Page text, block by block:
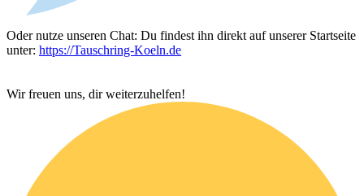
Oder nutze unseren Chat: Du findest ihn direkt auf unserer Startseite
unter: https://Tauschring-Koeln.de
Wir freuen uns, dir weiterzuhelfen!